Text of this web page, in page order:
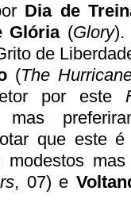
Dia de
Glória(Glory).
de
(The
por este
que este
modestos
, 07) e